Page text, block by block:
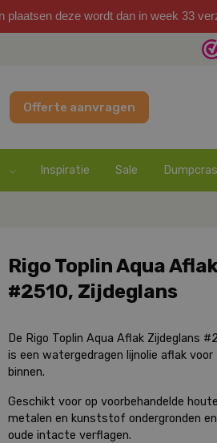
plaatsen deze wordt dan in week 33
Offerte aanvragen
Inspiratie Sale
Rigo Toplin Aqua
#2510, Zijdeglans
De Rigo Toplin Aqua Aflak Zijdeglans
is een watergedragen lijnolie aflak voor
binnen.
Geschikt voor op voorbehandelde
metalen en kunststof ondergronden en
oude intacte verflagen.